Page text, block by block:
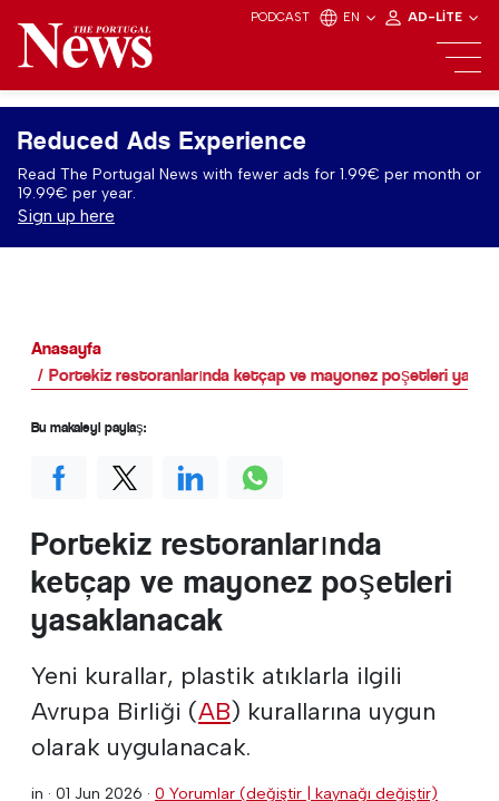
PODCAST EN AD-LITE
Reduced Ads Experience
Read The Portugal News with fewer ads for 1.99€ per month or
19.99€ per year.
Sign up here
Anasayfa
Portekiz restoranlarında ketçap ve mayonez poşetleri
Portekiz restoranlarında
ketçap ve mayonez poşetleri
yasaklanacak
Yeni kurallar, plastik atıklarla ilgili
Avrupa Birliği (AB) kurallarına uygun
olarak uygulanacak.
in · 01 Jun 2026 · 0 Yorumlar (değiştir | kaynağı değiştir)
Bu makaleyi paylaş: